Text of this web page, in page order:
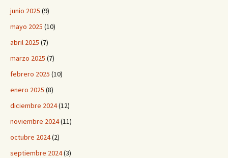
junio 2025 (9)
mayo 2025 (10)
abril 2025 (7)
marzo 2025 (7)
febrero 2025 (10)
enero 2025 (8)
diciembre 2024(12)
noviembre 2024(11)
octubre 2024(2)
septiembre 2024(3)